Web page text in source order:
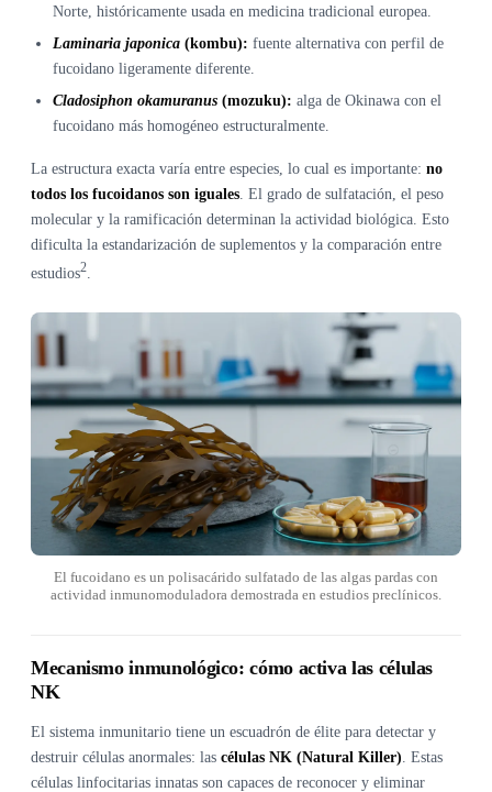
Norte, históricamente usada en medicina tradicional europea.
Laminaria japonica (kombu): fuente alternativa con perfil de
fucoidano ligeramente diferente.
Cladosiphon okamuranus (mozuku): alga de Okinawa con el
fucoidano más homogéneo estructuralmente.
La estructura exacta varía entre especies, lo cual es importante: no
todos los fucoidanos son iguales. El grado de sulfatación, el peso
molecular y la ramificación determinan la actividad biológica. Esto
dificulta la estandarización de suplementos y la comparación entre
estudios2.
El fucoidano es un polisacárido sulfatado de las algas pardas con
actividad inmunomoduladora demostrada en estudios preclínicos.
Mecanismo inmunológico: cómo activa las células
NK
El sistema inmunitario tiene un escuadrón de élite para detectar y
destruir células anormales: las células NK (Natural Killer) . Estas
células linfocitarias innatas son capaces de reconocer y eliminar